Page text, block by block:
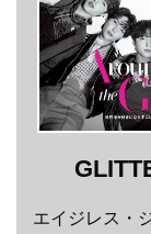
エイジレス・